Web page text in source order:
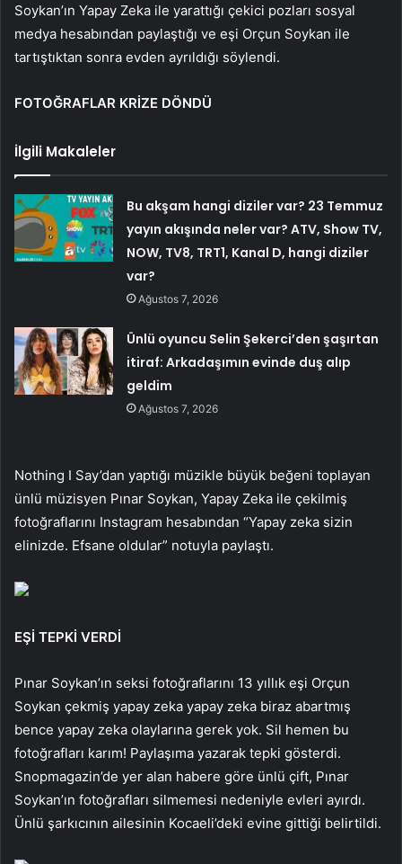
Soykan’ın Yapay Zeka ile yarattığı çekici pozları sosyal
medya hesabından paylaştığı ve eşi Orçun Soykan ile
tartıştıktan sonra evden ayrıldığı söylendi.
FOTOĞRAFLAR KRİZE DÖNDÜ
İlgili Makaleler
Bu akşam hangi diziler var? 23 Temmuz
yayın akışında neler var? ATV, Show TV,
NOW, TV8, TRT1, Kanal D, hangi diziler
var?
Ağustos 7, 2026
Ünlü oyuncu Selin Şekerci’den şaşırtan
itiraf: Arkadaşımın evinde duş alıp
geldim
Ağustos 7, 2026
Nothing I Say’dan yaptığı müzikle büyük beğeni toplayan
ünlü müzisyen Pınar Soykan, Yapay Zeka ile çekilmiş
fotoğraflarını Instagram hesabından “Yapay zeka sizin
elinizde. Efsane oldular” notuyla paylaştı.
EŞİ TEPKİ VERDİ
Pınar Soykan’ın seksi fotoğraflarını 13 yıllık eşi Orçun
Soykan çekmiş yapay zeka yapay zeka biraz abartmış
bence yapay zeka olaylarına gerek yok. Sil hemen bu
fotoğrafları karım! Paylaşıma yazarak tepki gösterdi.
Snopmagazin’de yer alan habere göre ünlü çift, Pınar
Soykan’ın fotoğrafları silmemesi nedeniyle evleri ayırdı.
Ünlü şarkıcının ailesinin Kocaeli’deki evine gittiği belirtildi.